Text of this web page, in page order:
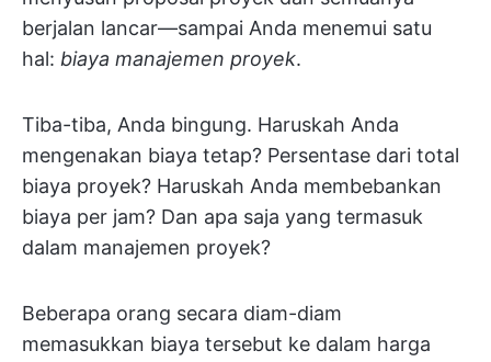
berjalan lancar—sampai Anda menemui satu
hal: biaya manajemen proyek.
Tiba-tiba, Anda bingung. Haruskah Anda
mengenakan biaya tetap? Persentase dari total
biaya proyek? Haruskah Anda membebankan
biaya per jam? Dan apa saja yang termasuk
dalam manajemen proyek?
Beberapa orang secara diam-diam
memasukkan biaya tersebut ke dalam harga